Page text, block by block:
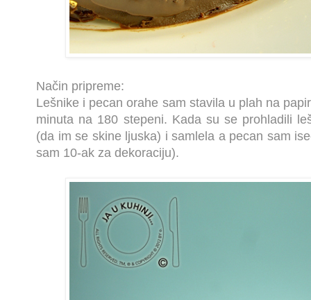
Način pripreme:
Lešnike i pecan orahe sam stavila u plah na
minuta na 180 stepeni. Kada su se prohladili
(da im se skine ljuska) i samlela a pecan sam
sam 10-ak za dekoraciju).